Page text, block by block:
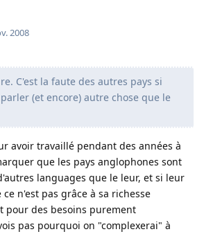
2008
C'est la faute des autres pays si
(et encore) autre chose que le
avoir travaillé pendant des années à
que les pays anglophones sont
languages que le leur, et si leur
n'est pas grâce à sa richesse
pour des besoins purement
pas pourquoi on "complexerai" à